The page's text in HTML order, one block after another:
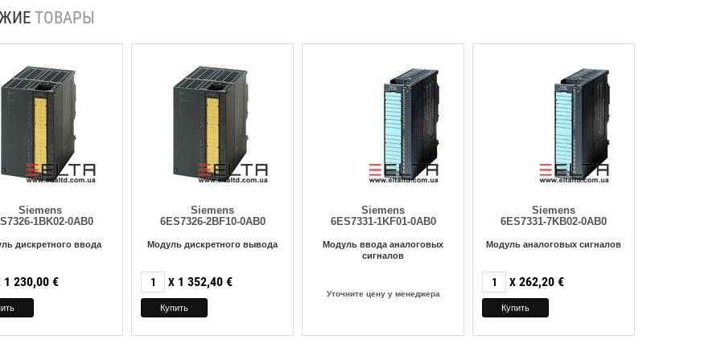
ТОВАРЫ
Siemens
1BK02-0AB0
дискретного ввода
1 230,00 €
Siemens
6ES7326-2BF10-0AB0
Модуль дискретного вывода
X 1 352,40 €
Siemens
6ES7331-1KF01-0AB0
Модуль ввода аналоговых
сигналов
Уточните цену у менеджера
Siemens
6ES7331-7KB02-0AB0
Модуль аналоговых сигналов
X 262,20 €